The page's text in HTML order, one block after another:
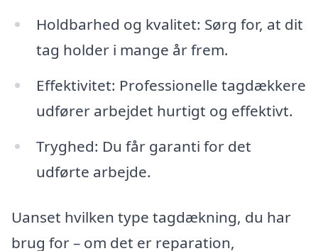
Holdbarhed og kvalitet: Sørg for, at dit
tag holder i mange år frem.
Effektivitet: Professionelle tagdækkere
udfører arbejdet hurtigt og effektivt.
Tryghed: Du får garanti for det
udførte arbejde.
Uanset hvilken type tagdækning, du har
brug for – om det er reparation,